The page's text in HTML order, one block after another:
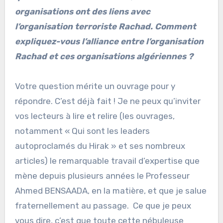
organisations ont des liens avec
l’organisation terroriste Rachad. Comment
expliquez-vous l’alliance entre l’organisation
Rachad et ces organisations algériennes ?
Votre question mérite un ouvrage pour y
répondre. C’est déjà fait ! Je ne peux qu’inviter
vos lecteurs à lire et relire (les ouvrages,
notamment « Qui sont les leaders
autoproclamés du Hirak » et ses nombreux
articles) le remarquable travail d’expertise que
mène depuis plusieurs années le Professeur
Ahmed BENSAADA, en la matière, et que je salue
fraternellement au passage. Ce que je peux
vous dire, c’est que toute cette nébuleuse